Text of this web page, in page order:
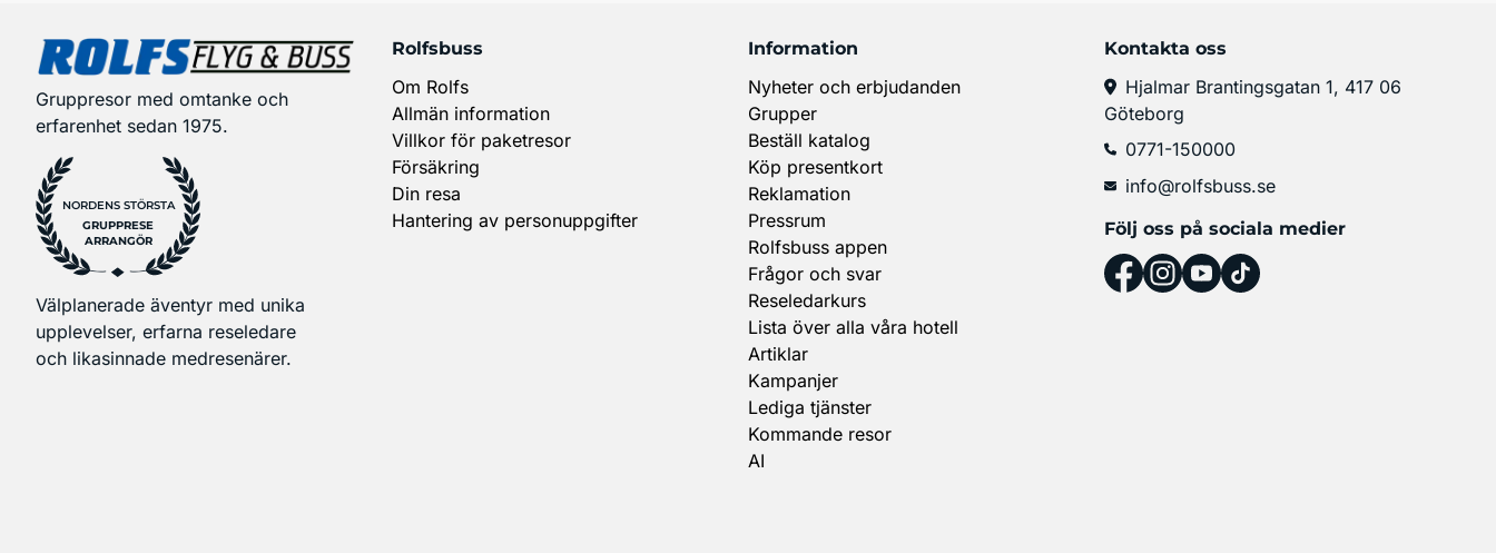
Gruppresor med omtanke och
erfarenhet sedan 1975.
NORDENS STÖRSTA
GRUPPRESE
ARRANGÖR
Välplanerade äventyr med unika
upplevelser, erfarna reseledare
och likasinnade medresenärer.
Rolfsbuss
Om Rolfs
Allmän information
Villkor för paketresor
Försäkring
Din resa
Hantering av personuppgifter
Information
Nyheter och erbjudanden
Grupper
Beställ katalog
Köp presentkort
Reklamation
Pressrum
Rolfsbuss appen
Frågor och svar
Reseledarkurs
Lista över alla våra hotell
Artiklar
Kampanjer
Lediga tjänster
Kommande resor
AI
Kontakta oss
Hjalmar Brantingsgatan 1, 417 06
Göteborg
0771-150000
info@rolfsbuss.se
Följ oss på sociala medier